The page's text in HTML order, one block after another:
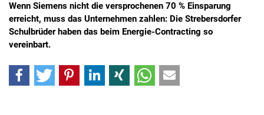
Wenn Siemens nicht die versprochenen 70 % Einsparung
erreicht, muss das Unternehmen zahlen: Die Strebersdorfer
Schulbrüder haben das beim Energie-Contracting so
vereinbart.